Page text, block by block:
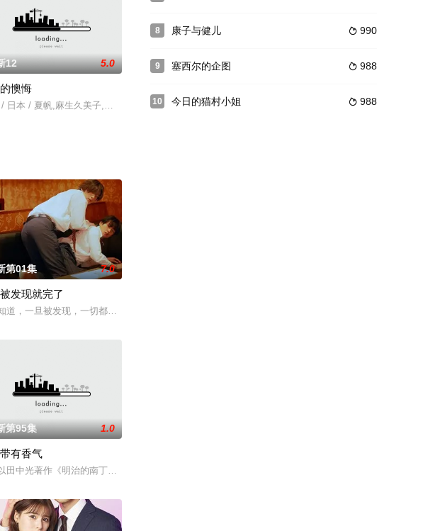
烈恋
片”日常生活的青春爱情喜剧。永野芽
12 5.0
懊悔
日本 / 夏帆,麻生久美子,宫崎葵,金子大地,片桐入,中岛步,筱原友希子,伊东苍,クリス
使唤来
第01集 7.0
发现就完了
道，一旦被发现，一切都会结束。 一对高中情侣努力守护他们的秘密恋情， 在
朗直率，却因与历任男友在性生活的不合
第95集 1.0
有香气
田中光著作《明治的南丁格尔 大关和物语》为原案，取材自日本首位专业女护士
8  990
康子与健儿
9  988
塞西尔的企图
10  988
今日的猫村小姐